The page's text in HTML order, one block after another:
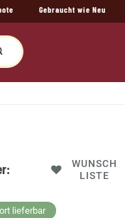
Gebraucht wie Neu
WUNSCH
LISTE
lieferbar